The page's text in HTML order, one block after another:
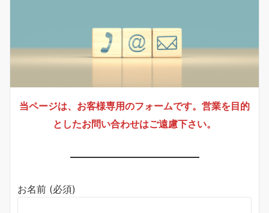
当ページは、お客様専用のフォームです。営業を目的
としたお問い合わせはご遠慮下さい。
お名前 (必須)